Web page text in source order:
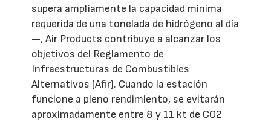
supera ampliamente la capacidad mínima
requerida de una tonelada de hidrógeno al día
—, Air Products contribuye a alcanzar los
objetivos del Reglamento de
Infraestructuras de Combustibles
Alternativos (Afir). Cuando la estación
funcione a pleno rendimiento, se evitarán
aproximadamente entre 8 y 11 kt de CO2